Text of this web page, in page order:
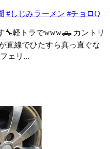
#しじみラーメン #チョロQ
🔧軽トラでwww🛻 カントリ
直線でひたすら真っ直ぐな
ェリ...